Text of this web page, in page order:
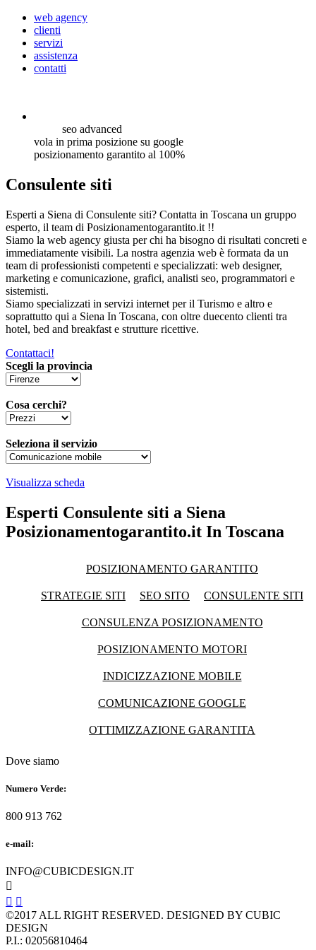
web agency
clienti
servizi
assistenza
contatti
seo advanced
vola in prima posizione su google
posizionamento garantito al 100%
Consulente siti
Esperti a Siena di Consulente siti? Contatta in Toscana un gruppo
esperto, il team di Posizionamentogarantito.it !!
Siamo la web agency giusta per chi ha bisogno di risultati concreti e
immediatamente visibili. La nostra agenzia web è formata da un
team di professionisti competenti e specializzati: web designer,
marketing e comunicazione, grafici, analisti seo, programmatori e
sistemisti.
Siamo specializzati in servizi internet per il Turismo e altro e
soprattutto qui a Siena In Toscana, con oltre duecento clienti tra
hotel, bed and breakfast e strutture ricettive.
Contattaci!
Scegli la provincia
Cosa cerchi?
Seleziona il servizio
Visualizza scheda
Esperti Consulente siti a Siena
Posizionamentogarantito.it In Toscana
POSIZIONAMENTO GARANTITO
STRATEGIE SITI SEO SITO CONSULENTE SITI
CONSULENZA POSIZIONAMENTO
POSIZIONAMENTO MOTORI
INDICIZZAZIONE MOBILE
COMUNICAZIONE GOOGLE
OTTIMIZZAZIONE GARANTITA
Dove siamo
Numero Verde:
800 913 762
e-mail:
INFO@CUBICDESIGN.IT

 
©2017 ALL RIGHT RESERVED. DESIGNED BY CUBIC
DESIGN
P.I.: 02056810464